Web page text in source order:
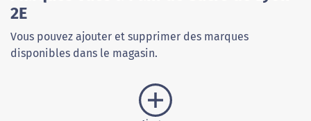
2E
Vous pouvez ajouter et supprimer des marques
disponibles dans le magasin.